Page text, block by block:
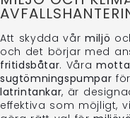
Att skydda vårmiljö
och det börjar med
fritidsbåtar. Våra
sugtömningspumpar
latrintankar, är
effektiva som möjligt,